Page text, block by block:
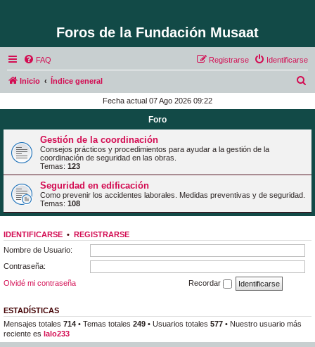
Foros de la Fundación Musaat
FAQ Identificarse
Registrarse
Inicio Índice general
c
Fecha actual 07 Ago 2026 09:22
Foro
Gestión de la coordinación
Consejos prácticos y procedimientos para ayudar a la gestión de la
coordinación de seguridad en las obras.
Temas: 123
Seguridad en edificación
Como prevenir los accidentes laborales. Medidas preventivas y de seguridad.
Temas: 108
IDENTIFICARSE • REGISTRARSE
Nombre de Usuario:
Contraseña:
Olvidé mi contraseña
Recordar
ESTADÍSTICAS
Mensajes totales 714 • Temas totales 249 • Usuarios totales 577 • Nuestro usuario más
reciente es lalo233